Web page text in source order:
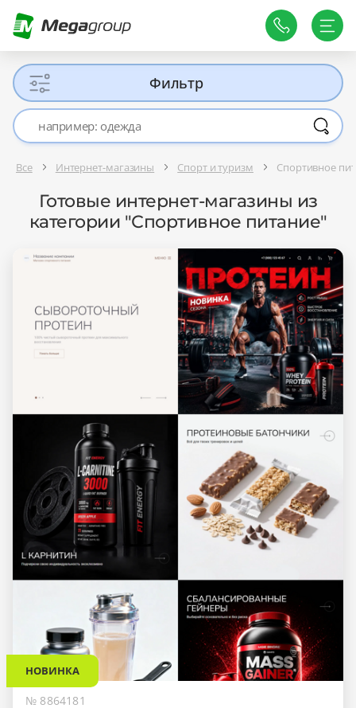
Фильтр
Все Интернет-магазины Спорт и туризм Спортивное
Готовые интернет-магазины из
категории "Спортивное питание"
НОВИНКА
№ 8864181